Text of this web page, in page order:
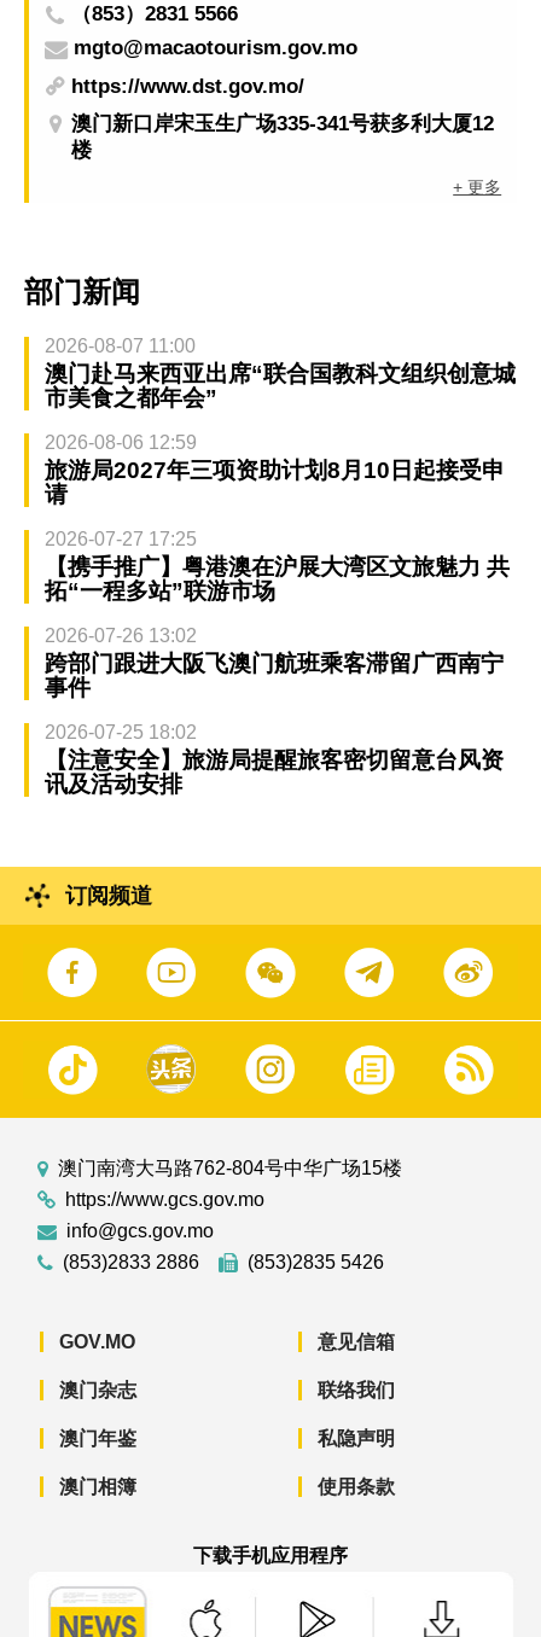
（853）2831 5566
mgto@macaotourism.gov.mo
https://www.dst.gov.mo/
澳门新口岸宋玉生广场335-341号获多利大厦12
楼
+ 更多
部门新闻
2026-08-07 11:00
澳门赴马来西亚出席“联合国教科文组织创意城
市美食之都年会”
2026-08-06 12:59
旅游局2027年三项资助计划8月10日起接受申
请
2026-07-27 17:25
【携手推广】粤港澳在沪展大湾区文旅魅力 共
拓“一程多站”联游市场
2026-07-26 13:02
跨部门跟进大阪飞澳门航班乘客滞留广西南宁
事件
2026-07-25 18:02
【注意安全】旅游局提醒旅客密切留意台风资
讯及活动安排
订阅频道
澳门南湾大马路762-804号中华广场15楼
https://www.gcs.gov.mo
info@gcs.gov.mo
(853)2833 2886
(853)2835 5426
GOV.MO
澳门杂志
澳门年鉴
澳门相簿
意见信箱
联络我们
私隐声明
使用条款
下载手机应用程序